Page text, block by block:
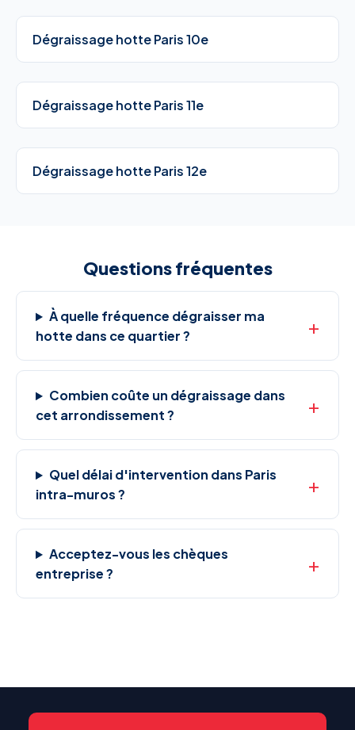
Dégraissage hotte Paris 10e
Dégraissage hotte Paris 11e
Dégraissage hotte Paris 12e
Questions fréquentes
À quelle fréquence dégraisser ma
hotte dans ce quartier ?
Combien coûte un dégraissage dans
cet arrondissement ?
Quel délai d'intervention dans Paris
intra-muros ?
Acceptez-vous les chèques
entreprise ?